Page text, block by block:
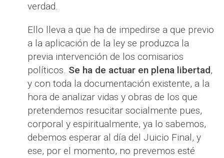
verdad.
Ello lleva a que ha de impedirse a que previo
a la aplicación de la ley se produzca la
previa intervención de los comisarios
políticos. Se ha de actuar en plena libertad,
y con toda la documentación existente, a la
hora de analizar vidas y obras de los que
pretendemos resucitar socialmente pues,
corporal y espiritualmente, ya lo sabemos,
debemos esperar al día del Juicio Final, y
ese, por el momento, no prevemos esté